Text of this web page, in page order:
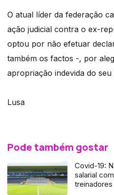
O atual líder da federação
ação judicial contra o ex-
optou por não efetuar
também os factos -, por
apropriação indevida do seu
Lusa
Pode também gostar
Covid-19:
salarial
treinadores